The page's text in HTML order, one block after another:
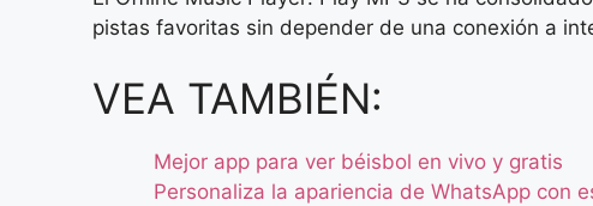
pistas favoritas sin depender de una conexión a
VEA TAMBIÉN:
Mejor app para ver béisbol en vivo y gratis
Personaliza la apariencia de WhatsApp con